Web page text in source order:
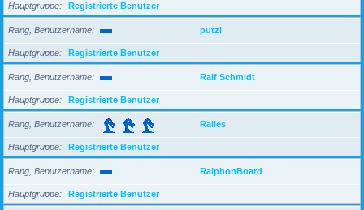
Hauptgruppe Registrierte Benutzer
Rang, Benutzername putzi
Hauptgruppe Registrierte Benutzer
Rang, Benutzername Ralf Schmidt
Hauptgruppe Registrierte Benutzer
Rang, Benutzername Ralles
Hauptgruppe Registrierte Benutzer
Rang, Benutzername RalphonBoard
Hauptgruppe Registrierte Benutzer